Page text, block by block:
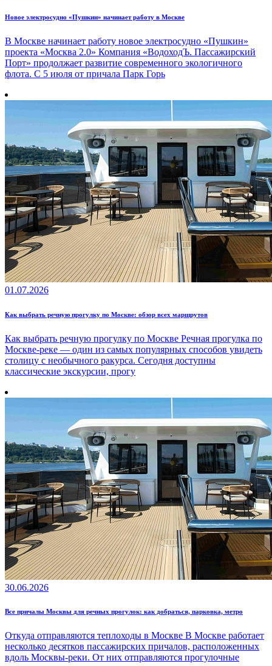
Новое электросудно «Пушкин» начинает работу в Москве
В Москве начинает работу новое электросудно «Пушкин»
проекта «Москва 2.0» Компания «ВодоходЪ. Пассажирский
Порт» продолжает развитие современного экологичного
флота. С 5 июля от причала Парк Горь
01.07.2026
Как выбрать речную прогулку по Москве: обзор всех маршрутов
Как выбрать речную прогулку по Москве Речная прогулка по
Москве-реке — один из самых популярных способов увидеть
столицу с необычного ракурса. Сегодня доступны
классические экскурсии, прогу
30.06.2026
Все причалы Москвы для речных прогулок: как добраться, парковка, метро
Откуда отправляются теплоходы в Москве В Москве работает
несколько десятков пассажирских причалов, расположенных
вдоль Москвы-реки. От них отправляются прогулочные